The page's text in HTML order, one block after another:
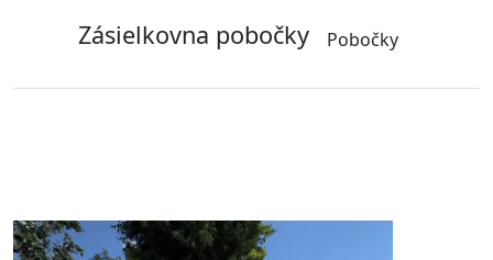
Zásielkovna pobočky Pobočky